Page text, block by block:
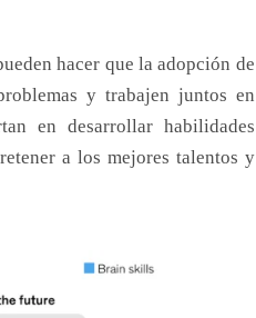
hacer que la adopción de
y trabajen juntos en
en desarrollar habilidades
a los mejores talentos y